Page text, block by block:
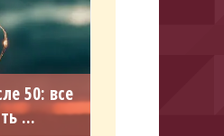
50: все
...